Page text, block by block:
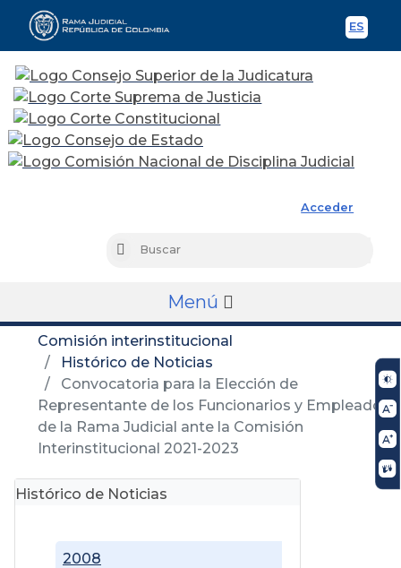
ES
Acceder
Buscar
Menú
Comisión interinstitucional
Histórico de Noticias
Convocatoria para la Elección de
Representante de los Funcionarios y Empleados
de la Rama Judicial ante la Comisión
Interinstitucional 2021-2023
Histórico de Noticias
2008